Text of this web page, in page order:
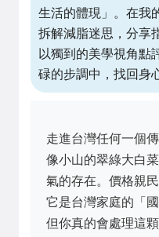
生活的體現」。在我
拆解減脂迷思，分享
以獨到的美學視角點
碌的步調中，找回身
走進台灣任何一個
像小山的翠綠大白
氣的存在。價格親
它是台灣家庭的「
但你真的會處理這